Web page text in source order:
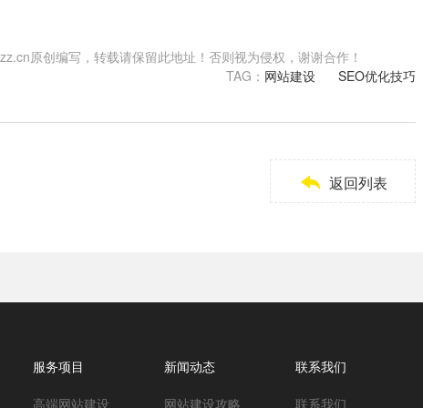
原创编写，转载请保留此地址！否则视为侵权，谢谢合作！
TAG： 网站建设 SEO优化技巧
 返回列表
服务项目
高端网站建设
新闻动态
网站建设攻略
联系我们
联系我们